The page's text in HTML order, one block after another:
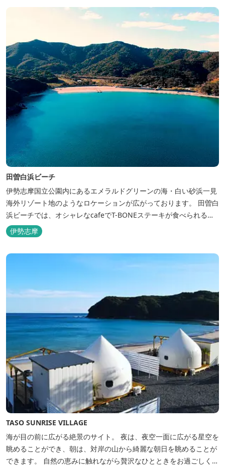
田曽白浜ビーチ
伊勢志摩国立公園内にあるエメラルドグリーンの海・白い砂浜一見
海外リゾート地のようなロケーションが広がっております。 田曽白
浜ビーチでは、オシャレなcafeでT-BONEステーキが食べられる。
又、海を見ながら黄昏るのもよし、アクティブにマリンアクティビ
ティ・スカイダイビング・ヘリコプタークルージングを体験するこ
伊勢志摩
TASO SUNRISE VILLAGE
海が目の前に広がる絶景のサイト。 夜は、夜空一面に広がる星空を
眺めることができ、朝は、対岸の山から綺麗な朝日を眺めることが
できます。 自然の恵みに触れながら贅沢なひとときをお過ごしくだ